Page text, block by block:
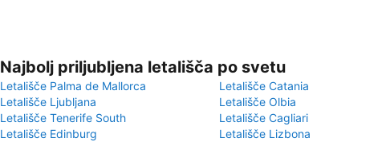
Najbolj priljubljena letališča po svetu
Letališče Palma de Mallorca
Letališče Catania
Letališče Ljubljana
Letališče Olbia
Letališče Tenerife South
Letališče Cagliari
Letališče Edinburg
Letališče Lizbona